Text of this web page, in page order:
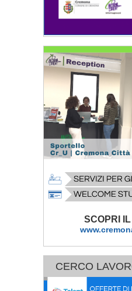
SCOPRI
CERCO